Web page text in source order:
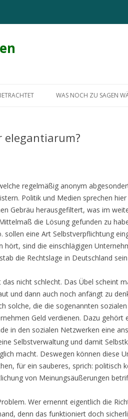
WAS NOCH ZU SAGEN
elegantiarum?
regelmäßig anonym
Politik und Medien sprechen
Gebräu herausgefiltert, was im
die Lösung gefunden zu
sollen eine Art Selbstverpflichtung
hört, sind die einschlägigen
die Rechtslage in Deutschland
nicht schlecht. Das Übel scheint
und dann auch noch anfängt zu
solche, die die sogenannten
Geld verdienen. Dazu
in den sozialen Netzwerken eine
Selbstverwaltung und damit
macht. Deswegen können diese
für ein sauberes, sprich: politisch
von Meinungsäußerungen
Wer ernennt eigentlich die
denn das funktioniert doch